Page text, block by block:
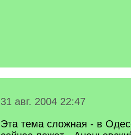
31 авг. 2004 22:47
Эта тема сложная - в